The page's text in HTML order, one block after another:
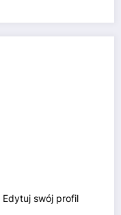
Edytuj swój profil